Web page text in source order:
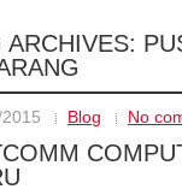
ARCHIVES:
Blog No